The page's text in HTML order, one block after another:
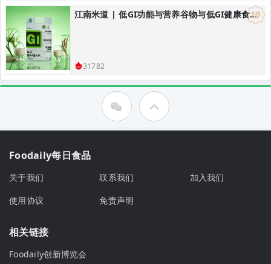
江南米道 | 低GI功能与营养谷物与低GI健康食品研发，低GI健康主食解决方案
31782
Foodaily每日食品
关于我们 联系我们
加入我们
使用协议
免责声明
相关链接
Foodaily创新博览会